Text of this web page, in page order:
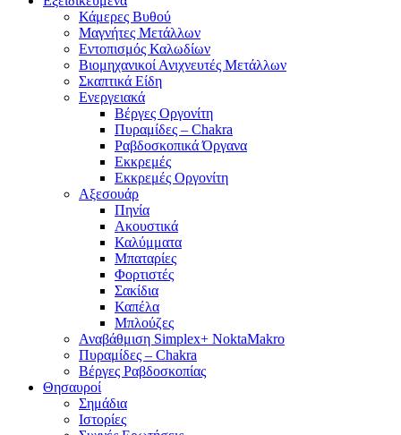
Κάμερες Βυθού
Μαγνήτες Μετάλλων
Εντοπισμός Καλωδίων
Βιομηχανικοί Ανιχνευτές Μετάλλων
Σκαπτικά Είδη
Ενεργειακά
Βέργες Οργονίτη
Πυραμίδες – Chakra
Ραβδοσκοπικά Όργανα
Εκκρεμές
Εκκρεμές Οργονίτη
Αξεσουάρ
Πηνία
Ακουστικά
Καλύμματα
Μπαταρίες
Φορτιστές
Σακίδια
Καπέλα
Μπλούζες
Αναβάθμιση Simplex+ NoktaMakro
Πυραμίδες – Chakra
Βέργες Ραβδοσκοπίας
Θησαυροί
Σημάδια
Ιστορίες